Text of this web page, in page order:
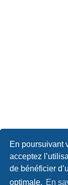
En poursuivant
acceptez
de bénéficier
optimale. En